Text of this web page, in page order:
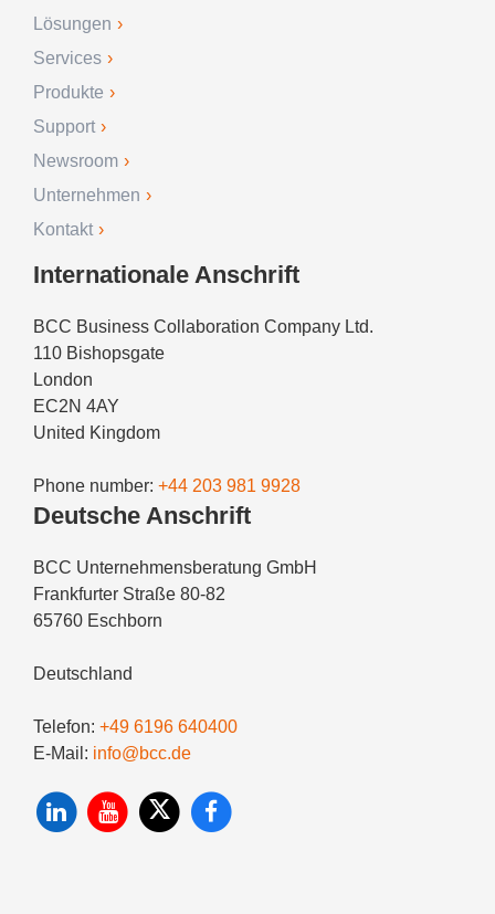
Lösungen
Services
Produkte
Support
Newsroom
Unternehmen
Kontakt
Internationale Anschrift
BCC Business Collaboration Company Ltd.
110 Bishopsgate
London
EC2N 4AY
United Kingdom
Phone number: +44 203 981 9928
Deutsche Anschrift
BCC Unternehmensberatung GmbH
Frankfurter Straße 80-82
65760 Eschborn
Deutschland
Telefon: +49 6196 640400
E-Mail: info@bcc.de